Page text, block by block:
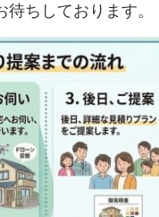
ちしております。